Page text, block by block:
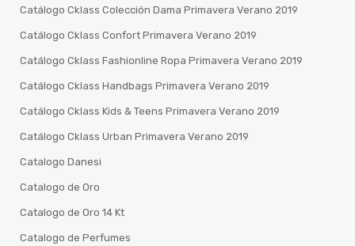
Catálogo Cklass Colección Dama Primavera Verano 2019
Catálogo Cklass Confort Primavera Verano 2019
Catálogo Cklass Fashionline Ropa Primavera Verano 2019
Catálogo Cklass Handbags Primavera Verano 2019
Catálogo Cklass Kids & Teens Primavera Verano 2019
Catálogo Cklass Urban Primavera Verano 2019
Catalogo Danesi
Catalogo de Oro
Catalogo de Oro 14 Kt
Catalogo de Perfumes